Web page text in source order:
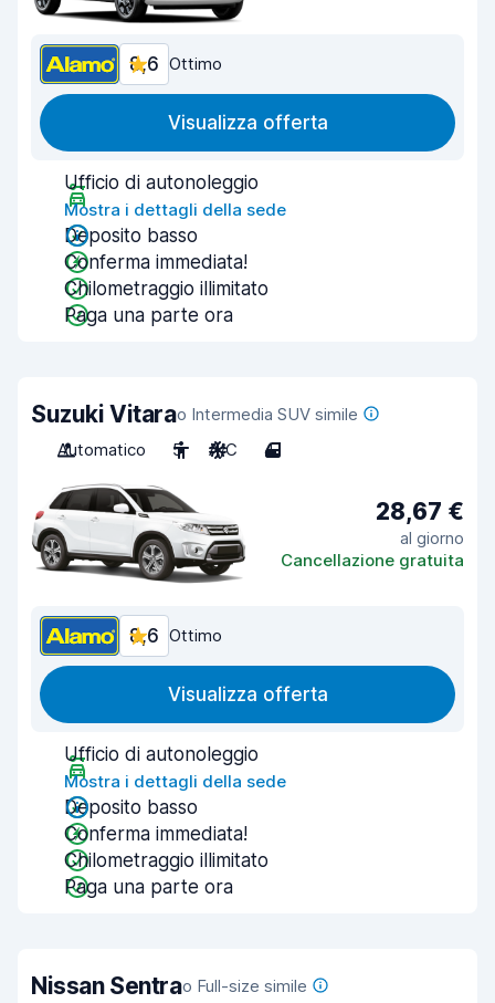
8,6 Ottimo
Visualizza offerta
Ufficio di autonoleggio
Mostra i dettagli della sede
Deposito basso
Conferma immediata!
Chilometraggio illimitato
Paga una parte ora
Suzuki Vitarao Intermedia SUV simile
Automatico
5 A/C 4
28,67 €
al giorno
Cancellazione gratuita
8,6 Ottimo
Visualizza offerta
Ufficio di autonoleggio
Mostra i dettagli della sede
Deposito basso
Conferma immediata!
Chilometraggio illimitato
Paga una parte ora
Nissan Sentrao Full-size simile